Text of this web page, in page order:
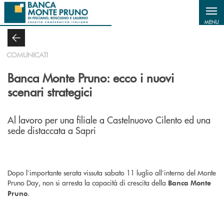
Salta al contenuto principale
MENU
COMUNICATI
Banca Monte Pruno: ecco i nuovi
scenari strategici
Al lavoro per una filiale a Castelnuovo Cilento ed una
sede distaccata a Sapri
Dopo l’importante serata vissuta sabato 11 luglio all’interno del Monte
Pruno Day, non si arresta la capacità di crescita della Banca Monte
Pruno.